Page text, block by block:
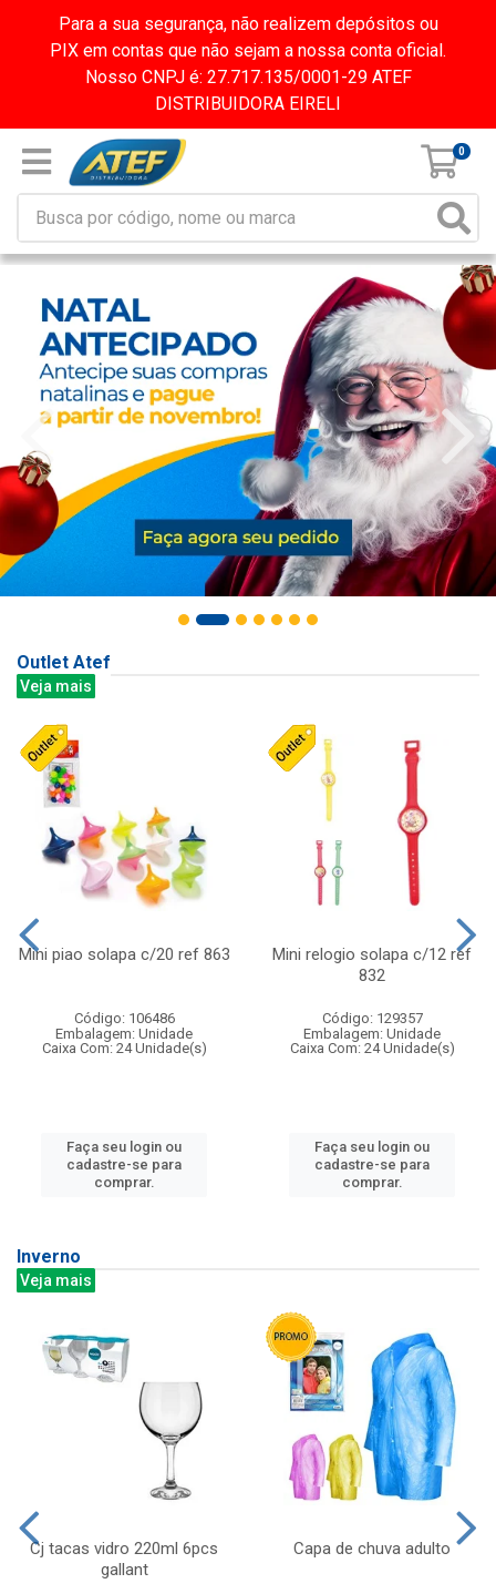
Para a sua segurança, não realizem depósitos ou
PIX em contas que não sejam a nossa conta oficial.
Nosso CNPJ é: 27.717.135/0001-29 ATEF
DISTRIBUIDORA EIRELI
0
Outlet Atef
Veja mais
Mini piao solapa c/20 ref 863
Código: 106486
Embalagem: Unidade
Caixa Com: 24 Unidade(s)
Faça seu login ou
cadastre-se para
comprar.
Mini relogio solapa c/12 ref
832
Código: 129357
Embalagem: Unidade
Caixa Com: 24 Unidade(s)
Faça seu login ou
cadastre-se para
comprar.
Inverno
Veja mais
Cj tacas vidro 220ml 6pcs
gallant
Capa de chuva adulto